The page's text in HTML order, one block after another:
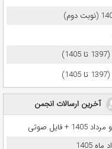
آخرین ارسالات انجمن
1405